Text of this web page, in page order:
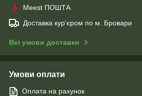
Meest ПОШТА
Доставка кур'єром по м. Бровари
Всі умови доставки
Умови оплати
Оплата на рахунок